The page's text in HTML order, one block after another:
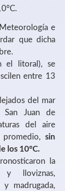
e
que dicha
el litoral), se
entre 13
del mar
San Juan de
del aire
sin
los 10°C.
la
y lloviznas,
madrugada,